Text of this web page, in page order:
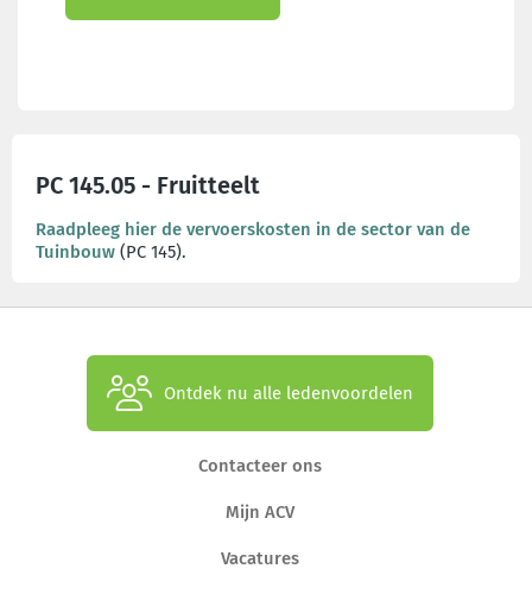
PC 145.05 - Fruitteelt
Raadpleeg hier de vervoerskosten in de sector van de
Tuinbouw (PC 145).
Ontdek nu alle ledenvoordelen
Contacteer ons
Mijn ACV
Vacatures